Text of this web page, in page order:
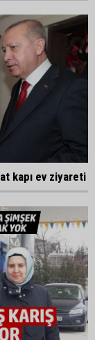
kapı ev ziyareti